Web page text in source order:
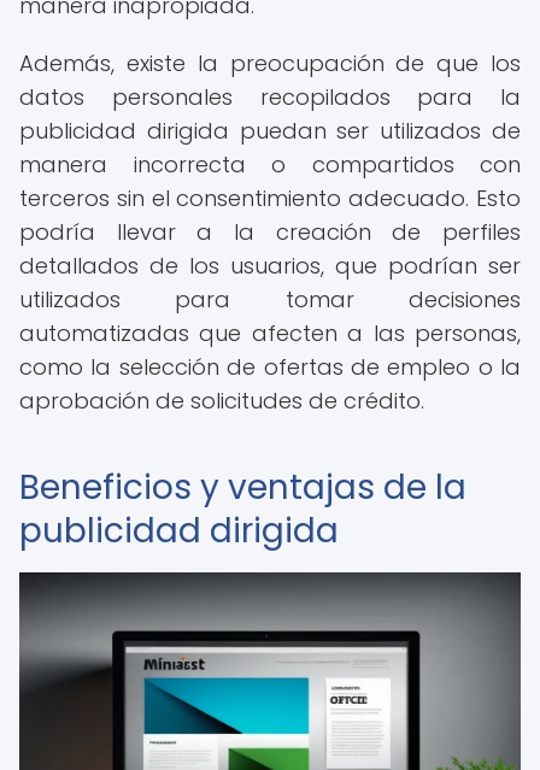
Además, existe la preocupación de que los
datos personales recopilados para la
publicidad dirigida puedan ser utilizados de
manera incorrecta o compartidos con
terceros sin el consentimiento adecuado. Esto
podría llevar a la creación de perfiles
detallados de los usuarios, que podrían ser
utilizados para tomar decisiones
automatizadas que afecten a las personas,
como la selección de ofertas de empleo o la
aprobación de solicitudes de crédito.
Beneficios y ventajas de la
publicidad dirigida